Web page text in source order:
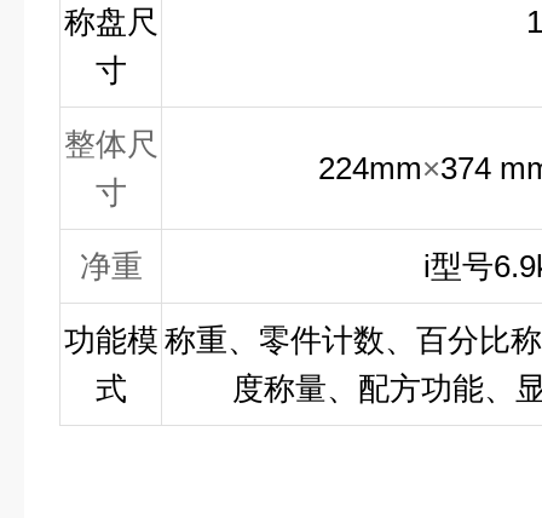
称盘尺
寸
整体尺
寸
224mm×374
净重 i型号
功能模
式
称重、零件计数、百分比
度称量、配方功能、